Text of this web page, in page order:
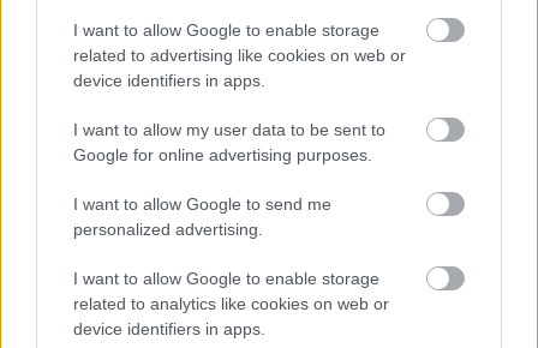
I want to allow Google to enable storage
related to advertising like cookies on web or
device identifiers in apps.
I want to allow my user data to be sent to
Google for online advertising purposes.
I want to allow Google to send me
personalized advertising.
I want to allow Google to enable storage
related to analytics like cookies on web or
device identifiers in apps.
VIDEO